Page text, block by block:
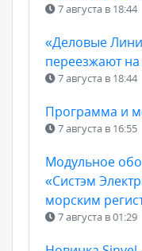
7 августа в 18:44
«Деловые
переезжают
7 августа в 18:44
Программа и
7 августа в 16:55
Модульное
«Систэм
морским
7 августа в 01:29